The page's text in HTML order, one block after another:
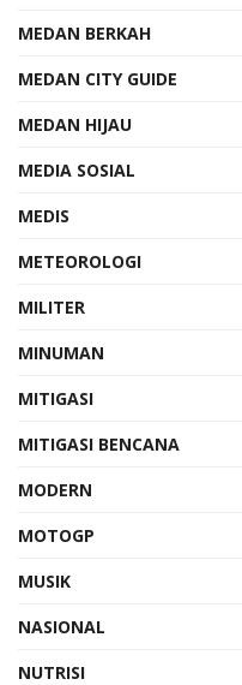
MEDAN BERKAH
MEDAN CITY GUIDE
MEDAN HIJAU
MEDIA SOSIAL
MEDIS
METEOROLOGI
MILITER
MINUMAN
MITIGASI
MITIGASI BENCANA
MODERN
MOTOGP
MUSIK
NASIONAL
NUTRISI